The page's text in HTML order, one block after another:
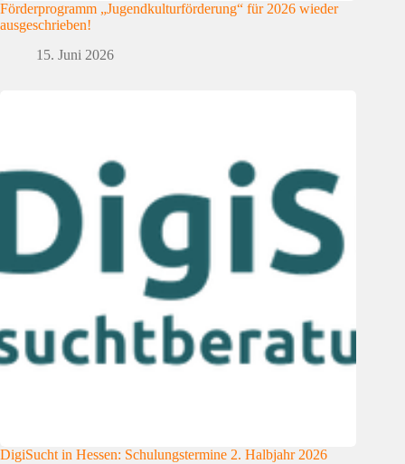
Förderprogramm „Jugendkulturförderung“ für 2026 wieder
ausgeschrieben!
15. Juni 2026
DigiSucht in Hessen: Schulungstermine 2. Halbjahr 2026